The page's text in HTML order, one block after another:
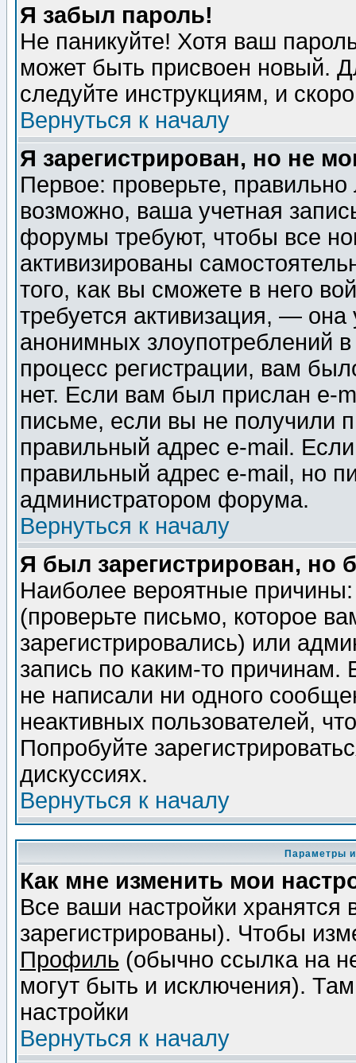
Я забыл пароль!
Не паникуйте! Хотя ваш
может быть присвоен новый.
следуйте инструкциям, и
Вернуться к началу
Я зарегистрирован, но не
Первое: проверьте,
возможно, ваша учетная
форумы требуют, чтобы все
активизированы
того, как вы сможете в него
требуется активизация, —
анонимных злоупотреблений
процесс регистрации, вам
нет. Если вам был прислан e-
письме, если вы не получили
правильный адрес e-mail.
правильный адрес e-mail, но
администратором форума.
Вернуться к началу
Я был зарегистрирован, но
Наиболее вероятные
(проверьте письмо, которое
зарегистрировались) или
запись по каким-то
не написали ни одного
неактивных пользователей,
Попробуйте
дискуссиях.
Вернуться к началу
Параметры
Как мне изменить мои
Все ваши настройки
зарегистрированы). Чтобы
Профиль (обычно ссылка на
могут быть и исключения).
настройки
Вернуться к началу